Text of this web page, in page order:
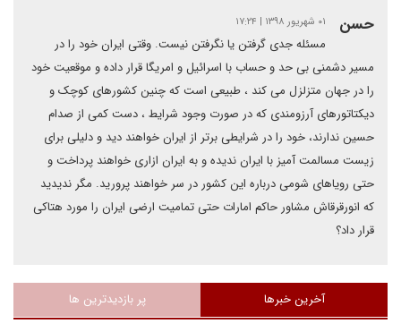
حسن ۰۱ شهریور ۱۳۹۸ | ۱۷:۲۴
مسئله جدی گرفتن یا نگرفتن نیست. وقتی ایران خود را در
مسیر دشمنی بی حد و حساب با اسرائیل و امریگا قرار داده و موقعیت خود
را در جهان متزلزل می کند ، طبیعی است که چنین کشورهای کوچک و
دیکتاتورهای آرزومندی که در صورت وجود شرایط ، دست کمی از صدام
حسین ندارند، خود را در شرایطی برتر از ایران خواهند دید و دلیلی برای
زیست مسالمت آمیز با ایران ندیده و به ایران ازاری خواهند پرداخت و
حتی رویاهای شومی درباره این کشور در سر خواهند پرورید. مگر ندیدید
که انورقرقاش مشاور حاکم امارات حتی تمامیت ارضی ایران را مورد هتاکی
قرار داد؟
آخرین خبرها پر بازدیدترین ها